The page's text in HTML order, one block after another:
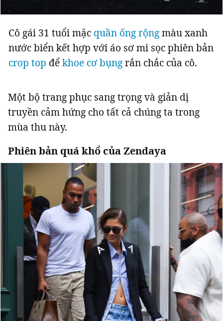
Cô gái 31 tuổi mặc quần ống rộngmàu xanh
nước biển kết hợp với áo sơ mi sọc phiên bản
crop top đểkhoe cơ bụngrắn chắc của cô.
Một bộ trang phục sang trọng và giản dị
truyền cảm hứng cho tất cả chúng ta trong
mùa thu này.
Phiên bản quá khổ của Zendaya